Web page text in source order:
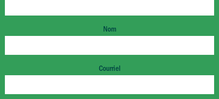
Nom
Courriel